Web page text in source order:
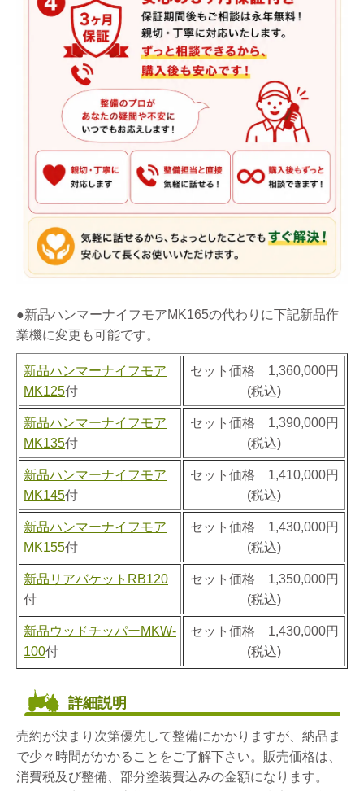
●新品ハンマーナイフモアMK165の代わりに下記新品作
業機に変更も可能です。
新品ハンマーナイフモア
MK125付
セット価格 1,360,000円
(税込)
新品ハンマーナイフモア
MK135付
セット価格 1,390,000円
(税込)
新品ハンマーナイフモア
MK145付
セット価格 1,410,000円
(税込)
新品ハンマーナイフモア
MK155付
セット価格 1,430,000円
(税込)
新品リアバケットRB120
付
セット価格 1,350,000円
(税込)
新品ウッドチッパーMKW-
100付
セット価格 1,430,000円
(税込)
詳細説明
売約が決まり次第優先して整備にかかりますが、納品ま
で少々時間がかかることをご了解下さい。販売価格は、
消費税及び整備、部分塗装費込みの金額になります。